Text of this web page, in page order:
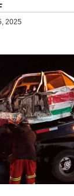
2025